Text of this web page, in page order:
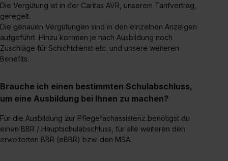
Dienste, ggfs. mit Sitz in den USA, übermittelt werden.
Eine Erlaubnis hierfür kannst du auch später noch im
Einzelfall bei dem jeweiligen Inhalt erteilen. Willst du nur
bestimmte Verwendungszwecke zulassen, triff deine
Auswahl über die Checkboxen und klick auf „Auswahl
der Kategorien „Präferenzen“, „Statistiken“ und „Social
Media und Marketing“ umfasst hierbei die Einwilligung
S. 1 lit. a) DS-GVO). Die USA verfügen über kein
angemessenes Datenschutzniveau (EuGH – Schrems
II). Du kannst die von dir erteilte Einwilligung jederzeit mit
Die Vergütung ist in der Caritas AVR, unserem Tarifvertrag,
geregelt.
Die genauen Vergütungen sind in den einzelnen Anzeigen
aufgeführt. Hinzu kommen je nach Ausbildung noch
Zuschläge für Schichtdienst etc. und unsere weiteren
Benefits.
Brauche ich einen bestimmten Schulabschluss,
um eine Ausbildung bei Ihnen zu machen?
Für die Ausbildung zur Pflegefachassistenz benötigst du
einen BBR / Hauptschulabschluss, für alle weiteren den
erweiterten BBR (eBBR) bzw. den MSA.